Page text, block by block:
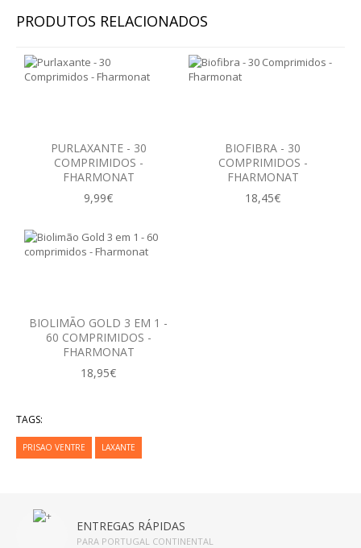
SISTEMA OSTEOARTICULAR
SISTEMA RENAL E URINÁRIO
EMAGRECIMENTO
CELULITE
DEPUR
DRENANTE
PRISÃO DE VENTRE
SUBSTITUTO DE REFEIÇÕES
TERMOGÉNICO
EMAGRIL
PRODUTOS RELACIONADOS
PURLAXANTE - 30
COMPRIMIDOS -
FHARMONAT
9,99€
BIOFIBRA - 30
COMPRIMIDOS -
FHARMONAT
18,45€
BIOLIMÃO GOLD 3 EM 1 -
60 COMPRIMIDOS -
FHARMONAT
18,95€
TAGS:
PRISAO VENTRE LAXANTE
ENTREGAS RÁPIDAS
PARA PORTUGAL CONTINENTAL